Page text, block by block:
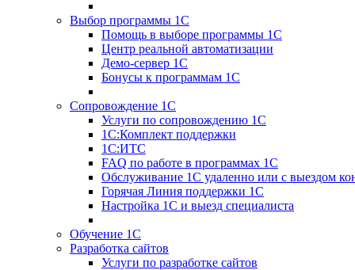
Выбор программы 1С
Помощь в выборе программы 1С
Центр реальной автоматизации
Демо-сервер 1С
Бонусы к программам 1С
Сопровождение 1С
Услуги по сопровождению 1С
1С:Комплект поддержки
1С:ИТС
FAQ по работе в программах 1С
Обслуживание 1С удаленно или с выездом
Горячая Линия поддержки 1С
Настройка 1С и выезд специалиста
Обучение 1С
Разработка сайтов
Услуги по разработке сайтов